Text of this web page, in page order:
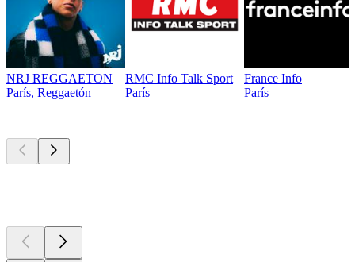
NRJ REGGAETON
París, Reggaetón
RMC Info Talk Sport
París
France Info
París